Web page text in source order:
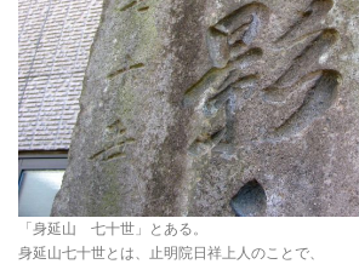
「身延山 七十世」とある。
身延山七十世とは、止明院日祥上人のことで、